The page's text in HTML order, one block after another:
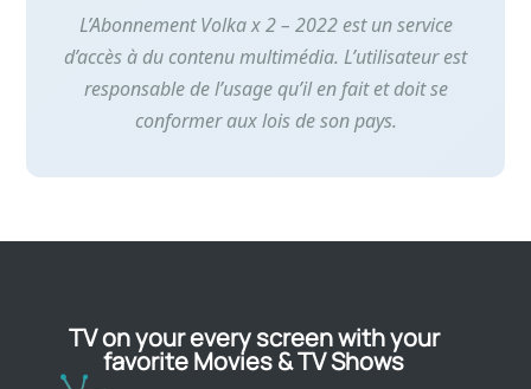
L’Abonnement Volka x 2 – 2022 est un service
d’accès à du contenu multimédia. L’utilisateur est
responsable de l’usage qu’il en fait et doit se
conformer aux lois de son pays.
TV on your every screen with your
favorite Movies & TV Shows